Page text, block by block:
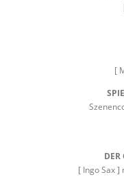
[
DER
[ Ingo Sax